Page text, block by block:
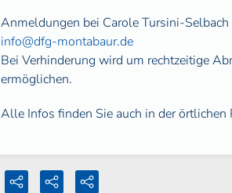
Anmeldungen bei Carole Tursini-
info@dfg-montabaur.de
Bei Verhinderung wird um rechtzeitige
ermöglichen.
Alle Infos finden Sie auch in der örtlichen